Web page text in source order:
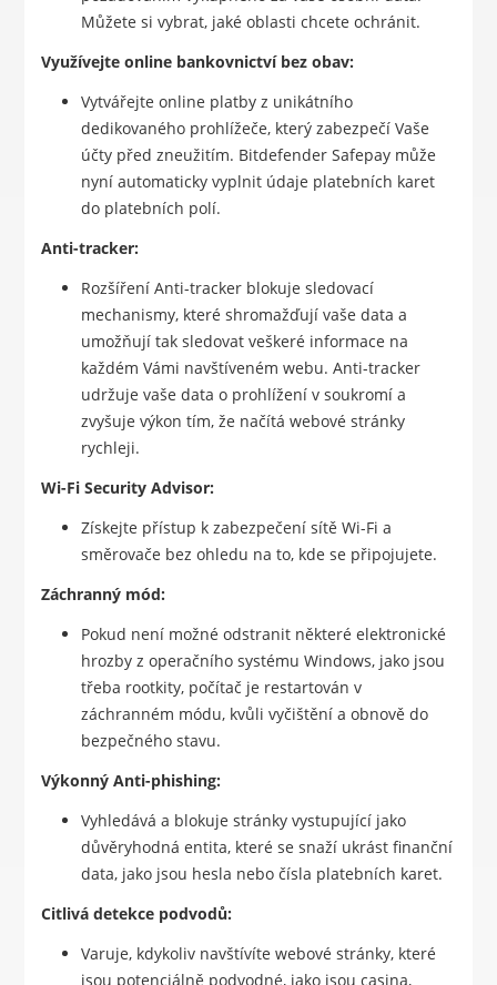
Můžete si vybrat, jaké oblasti chcete ochránit.
Využívejte online bankovnictví bez obav:
Vytvářejte online platby z unikátního
dedikovaného prohlížeče, který zabezpečí Vaše
účty před zneužitím. Bitdefender Safepay může
nyní automaticky vyplnit údaje platebních karet
do platebních polí.
Anti-tracker:
Rozšíření Anti-tracker blokuje sledovací
mechanismy, které shromažďují vaše data a
umožňují tak sledovat veškeré informace na
každém Vámi navštíveném webu. Anti-tracker
udržuje vaše data o prohlížení v soukromí a
zvyšuje výkon tím, že načítá webové stránky
rychleji.
Wi-Fi Security Advisor:
Získejte přístup k zabezpečení sítě Wi-Fi a
směrovače bez ohledu na to, kde se připojujete.
Záchranný mód:
Pokud není možné odstranit některé elektronické
hrozby z operačního systému Windows, jako jsou
třeba rootkity, počítač je restartován v
záchranném módu, kvůli vyčištění a obnově do
bezpečného stavu.
Výkonný Anti-phishing:
Vyhledává a blokuje stránky vystupující jako
důvěryhodná entita, které se snaží ukrást finanční
data, jako jsou hesla nebo čísla platebních karet.
Citlivá detekce podvodů:
Varuje, kdykoliv navštívíte webové stránky, které
jsou potenciálně podvodné, jako jsou casina,